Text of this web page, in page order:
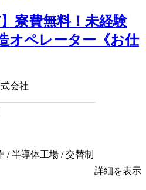
寮費無料！未経験
オペレーター《お仕
会社
/ 半導体工場 / 交替制
詳細を表示